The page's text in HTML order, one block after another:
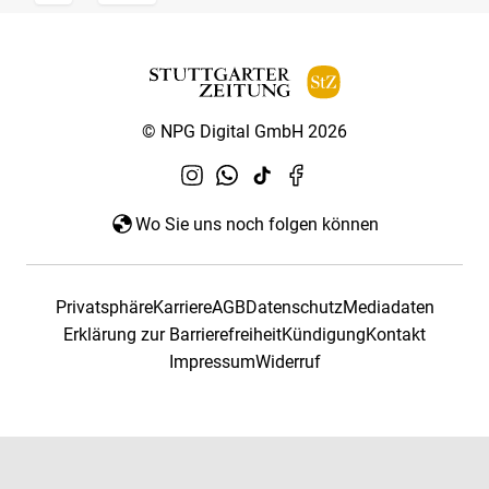
© NPG Digital GmbH 2026
Wo Sie uns noch folgen können
PrivatsphäreKarriereAGBDatenschutzMediadaten
Erklärung zur BarrierefreiheitKündigungKontakt
ImpressumWiderruf